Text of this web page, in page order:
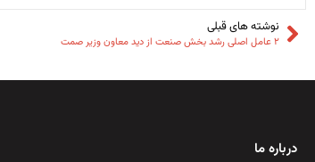
نوشته های قبلی
۲ عامل اصلی رشد بخش صنعت از دید معاون وزیر صمت
درباره ما